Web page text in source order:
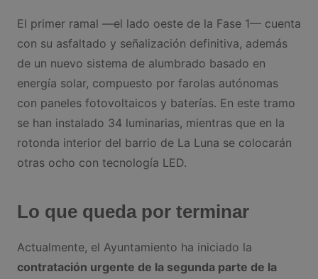
El primer ramal —el lado oeste de la Fase 1— cuenta
con su asfaltado y señalización definitiva, además
de un nuevo sistema de alumbrado basado en
energía solar, compuesto por farolas autónomas
con paneles fotovoltaicos y baterías. En este tramo
se han instalado 34 luminarias, mientras que en la
rotonda interior del barrio de La Luna se colocarán
otras ocho con tecnología LED.
Lo que queda por terminar
Actualmente, el Ayuntamiento ha iniciado la
contratación urgente de la segunda parte de la